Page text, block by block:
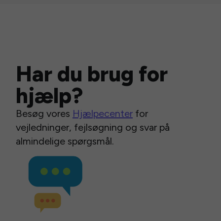
Har du brug for
hjælp?
Besøg vores Hjælpecenter for
vejledninger, fejlsøgning og svar på
almindelige spørgsmål.